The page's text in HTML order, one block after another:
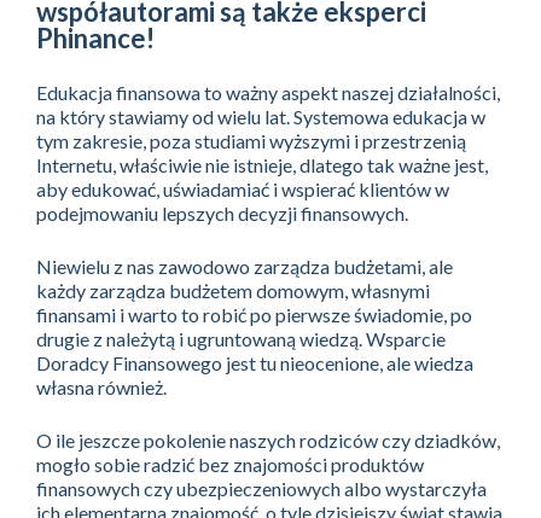
współautorami są także eksperci
Phinance!
Edukacja finansowa to ważny aspekt naszej działalności,
na który stawiamy od wielu lat. Systemowa edukacja w
tym zakresie, poza studiami wyższymi i przestrzenią
Internetu, właściwie nie istnieje, dlatego tak ważne jest,
aby edukować, uświadamiać i wspierać klientów w
podejmowaniu lepszych decyzji finansowych.
Niewielu z nas zawodowo zarządza budżetami, ale
każdy zarządza budżetem domowym, własnymi
finansami i warto to robić po pierwsze świadomie, po
drugie z należytą i ugruntowaną wiedzą. Wsparcie
Doradcy Finansowego jest tu nieocenione, ale wiedza
własna również.
O ile jeszcze pokolenie naszych rodziców czy dziadków,
mogło sobie radzić bez znajomości produktów
finansowych czy ubezpieczeniowych albo wystarczyła
ich elementarna znajomość, o tyle dzisiejszy świat stawia